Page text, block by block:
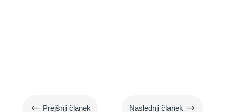
# Prejšnji članek Naslednji članek $